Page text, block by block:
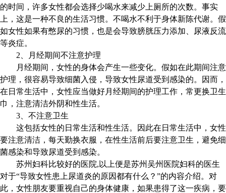
的时间，许多女性都会选择少喝水来减少上厕所的次数。事实
上，这是一种不良的生活习惯。不喝水不利于身体新陈代谢。假
如女性如果有憋尿的习惯，也是会导致膀胱压力添加、尿液反流
等炎症。
2、月经期间不注意护理
月经期间，女性的身体会产生一些变化。假如在此期间注意
护理，很容易导致细菌入侵，导致女性尿道受到感染的。因而，
在日常生活中，女性应当做好月经期间的护理工作，常更换卫生
巾，注意清洁外阴和性生活。
3、不注意卫生
这包括女性的日常生活和性生活。因此在日常生活中，女性
要注意清洁，每天勤换衣服，在性生活前后要注意卫生，避免细
菌感染和导致尿道受到感染。
苏州妇科比较好的医院,以上便是苏州吴州医院妇科的医生
对于“导致女性患上尿道炎的原因都有什么？”的内容介绍。对
此，女性朋友要重视自己的身体健康，如果患得了这一疾病，要